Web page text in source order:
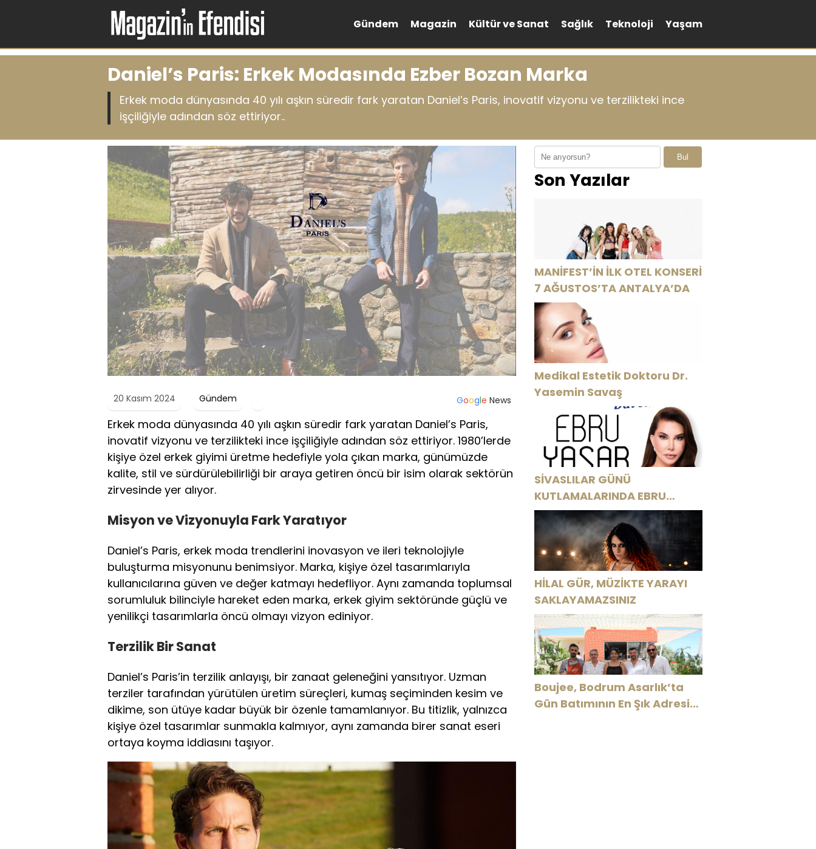
Gündem Magazin Kültür ve Sanat Sağlık Teknoloji Yaşam
Daniel’s Paris: Erkek Modasında Ezber Bozan Marka
Erkek moda dünyasında 40 yılı aşkın süredir fark yaratan Daniel’s Paris, inovatif vizyonu ve terzilikteki ince
işçiliğiyle adından söz ettiriyor..
20 Kasım 2024 Gündem Google News
Erkek moda dünyasında 40 yılı aşkın süredir fark yaratan Daniel’s Paris,
inovatif vizyonu ve terzilikteki ince işçiliğiyle adından söz ettiriyor. 1980’lerde
kişiye özel erkek giyimi üretme hedefiyle yola çıkan marka, günümüzde
kalite, stil ve sürdürülebilirliği bir araya getiren öncü bir isim olarak sektörün
zirvesinde yer alıyor.
Misyon ve Vizyonuyla Fark Yaratıyor
Daniel’s Paris, erkek moda trendlerini inovasyon ve ileri teknolojiyle
buluşturma misyonunu benimsiyor. Marka, kişiye özel tasarımlarıyla
kullanıcılarına güven ve değer katmayı hedefliyor. Aynı zamanda toplumsal
sorumluluk bilinciyle hareket eden marka, erkek giyim sektöründe güçlü ve
yenilikçi tasarımlarla öncü olmayı vizyon ediniyor.
Terzilik Bir Sanat
Daniel’s Paris’in terzilik anlayışı, bir zanaat geleneğini yansıtıyor. Uzman
terziler tarafından yürütülen üretim süreçleri, kumaş seçiminden kesim ve
dikime, son ütüye kadar büyük bir özenle tamamlanıyor. Bu titizlik, yalnızca
kişiye özel tasarımlar sunmakla kalmıyor, aynı zamanda birer sanat eseri
ortaya koyma iddiasını taşıyor.
Bul
Son Yazılar
MANİFEST’İN İLK OTEL KONSERİ
7 AĞUSTOS’TA ANTALYA’DA
Medikal Estetik Doktoru Dr.
Yasemin Savaş
SİVASLILAR GÜNÜ
KUTLAMALARINDA EBRU
YAŞAR RÜZGARI ESECEK!
HİLAL GÜR, MÜZİKTE YARAYI
SAKLAYAMAZSINIZ
Boujee, Bodrum Asarlık’ta
Gün Batımının En Şık Adresi